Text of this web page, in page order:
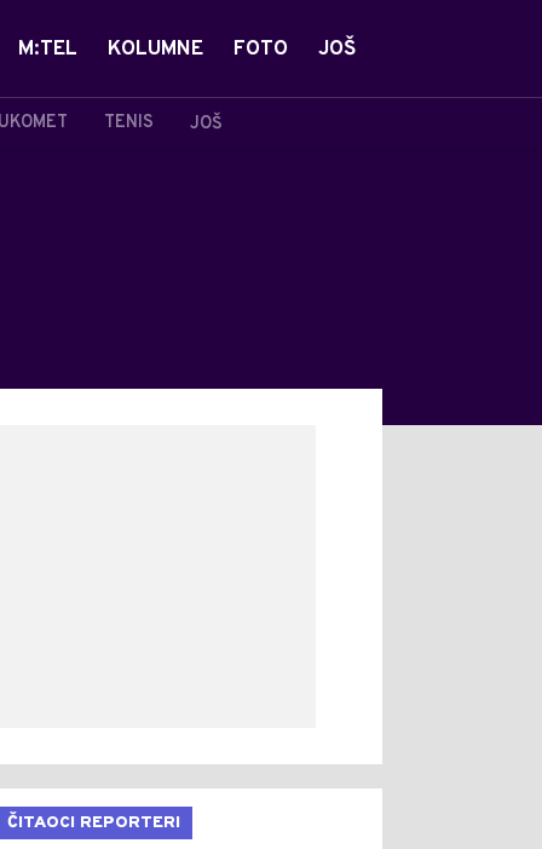
TENIS JOŠ
M:TEL KOLUMNE FOTO JOŠ
ČITAOCI REPORTERI